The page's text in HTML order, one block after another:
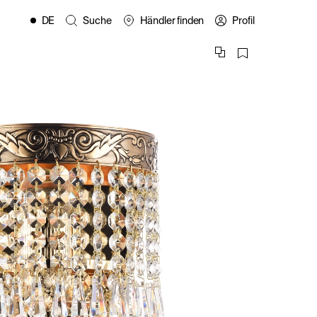
DE Suche Händler finden Profil